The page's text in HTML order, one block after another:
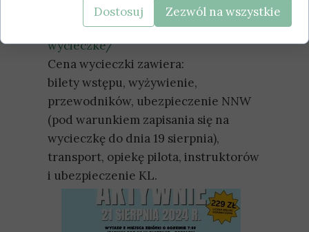
Rejestracja pod linkiem:
https://mowiacykij.pl/oplac-
wycieczke/
Cena wycieczki zawiera:
bilety wstępu, wyżywienie,
przewodników, ubezpieczenie NNW
(pod warunkiem zapisania się na
wycieczkę do dnia 19 sierpnia),
transport, opiekę pilota, instruktorów
i ubezpieczenie KL.
Dostosuj Zezwól na wszystkie